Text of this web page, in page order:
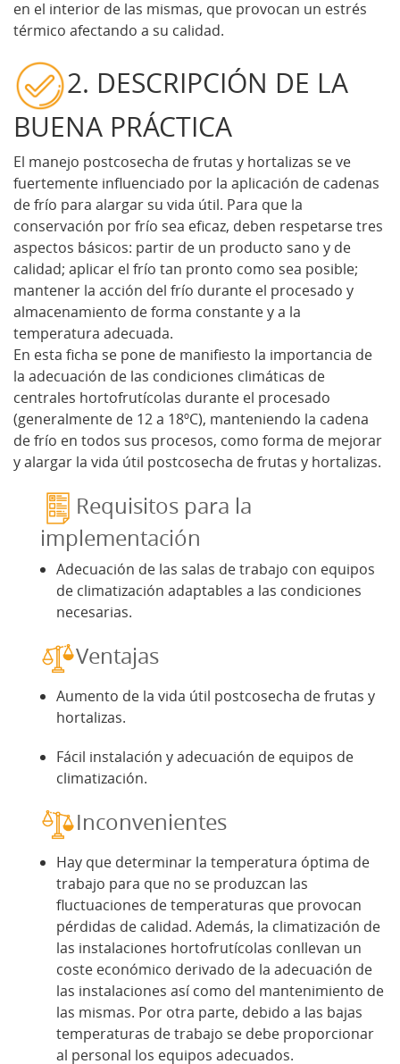
en el interior de las mismas, que provocan un estrés
térmico afectando a su calidad.
2. DESCRIPCIÓN DE LA
BUENA PRÁCTICA
El manejo postcosecha de frutas y hortalizas se ve
fuertemente influenciado por la aplicación de cadenas
de frío para alargar su vida útil. Para que la
conservación por frío sea eficaz, deben respetarse tres
aspectos básicos: partir de un producto sano y de
calidad; aplicar el frío tan pronto como sea posible;
mantener la acción del frío durante el procesado y
almacenamiento de forma constante y a la
temperatura adecuada.
En esta ficha se pone de manifiesto la importancia de
la adecuación de las condiciones climáticas de
centrales hortofrutícolas durante el procesado
(generalmente de 12 a 18ºC), manteniendo la cadena
de frío en todos sus procesos, como forma de mejorar
y alargar la vida útil postcosecha de frutas y hortalizas.
Requisitos para la
implementación
Adecuación de las salas de trabajo con equipos
de climatización adaptables a las condiciones
necesarias.
Ventajas
Aumento de la vida útil postcosecha de frutas y
hortalizas.
Fácil instalación y adecuación de equipos de
climatización.
Inconvenientes
Hay que determinar la temperatura óptima de
trabajo para que no se produzcan las
fluctuaciones de temperaturas que provocan
pérdidas de calidad. Además, la climatización de
las instalaciones hortofrutícolas conllevan un
coste económico derivado de la adecuación de
las instalaciones así como del mantenimiento de
las mismas. Por otra parte, debido a las bajas
temperaturas de trabajo se debe proporcionar
al personal los equipos adecuados.